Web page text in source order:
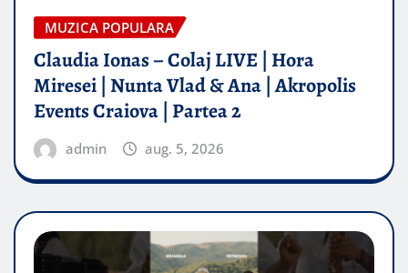
MUZICA POPULARA
Claudia Ionas – Colaj LIVE | Hora
Miresei | Nunta Vlad & Ana | Akropolis
Events Craiova | Partea 2
admin aug. 5, 2026